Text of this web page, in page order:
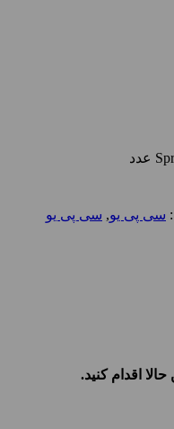
سی پی یو, سی پی یو
اقدام کنید.